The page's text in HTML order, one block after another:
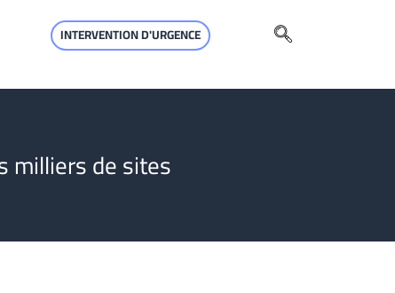
INTERVENTION D'URGENCE
milliers de sites